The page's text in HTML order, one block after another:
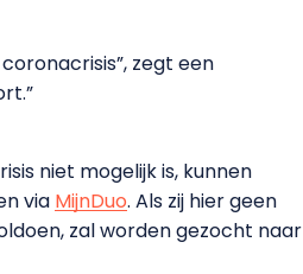
zegt een
niet mogelijk is, kunnen
via MijnDuo. Als zij hier geen
zal worden gezocht naar